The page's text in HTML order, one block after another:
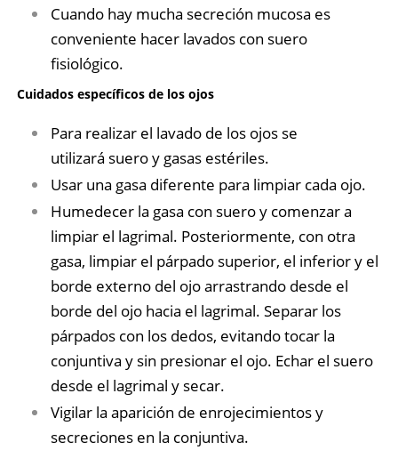
Cuando hay mucha secreción mucosa es
conveniente hacer lavados con suero
fisiológico.
Cuidados específicos de los ojos
Para realizar el lavado de los ojos se
utilizará suero y gasas estériles.
Usar una gasa diferente para limpiar cada ojo.
Humedecer la gasa con suero y comenzar a
limpiar el lagrimal. Posteriormente, con otra
gasa, limpiar el párpado superior, el inferior y el
borde externo del ojo arrastrando desde el
borde del ojo hacia el lagrimal. Separar los
párpados con los dedos, evitando tocar la
conjuntiva y sin presionar el ojo. Echar el suero
desde el lagrimal y secar.
Vigilar la aparición de enrojecimientos y
secreciones en la conjuntiva.